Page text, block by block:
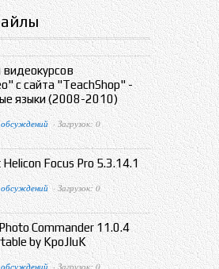
с сайта "TeachShop" -
языки (2008-2010)
· Загрузок: 0
Focus Pro 5.3.14.1
· Загрузок: 0
Commander 11.0.4
by KpoJIuK
· Загрузок: 0